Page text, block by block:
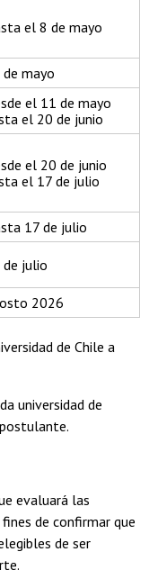
el 8 de mayo
mayo
el 11 de mayo
el 20 de junio
el 20 de junio
el 17 de julio
17 de julio
de julio
2026
de Chile a
universidad de
evaluará las
de confirmar que
de ser